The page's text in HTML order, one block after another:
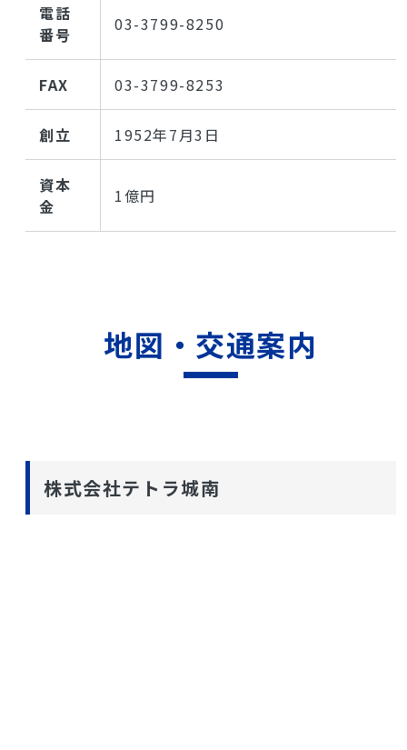
電話
番号
03-3799-8250
FAX 03-3799-8253
創立 1952年7月3日
資本
金
1億円
地図・交通案内
株式会社テトラ城南